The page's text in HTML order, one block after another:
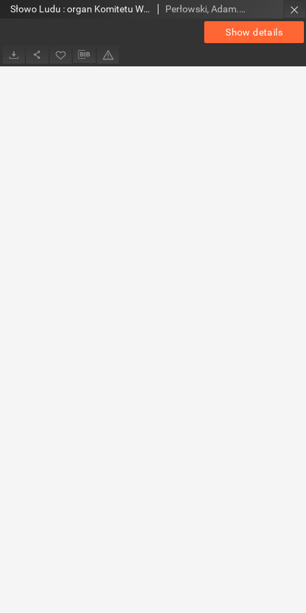
Show details
Słowo Ludu : organ Komitetu Wojewódzkiego Polskiej Zjednoczonej Partii Robotniczej, 1984, R.XXXV, nr 298 Perłowski, Adam. Red.